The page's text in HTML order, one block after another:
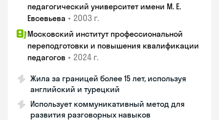
педагогический университет имени М. Е.
Евсевьева • 2003 г.
Московский институт профессиональной
переподготовки и повышения квалификации
педагогов • 2024 г.
Жила за границей более 15 лет, используя
английский и турецкий
Использует коммуникативный метод для
развития разговорных навыков